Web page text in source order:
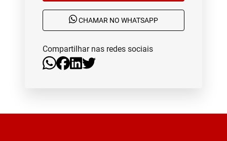
CHAMAR NO WHATSAPP
Compartilhar nas redes sociais